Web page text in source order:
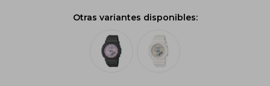
Otras variantes disponibles: